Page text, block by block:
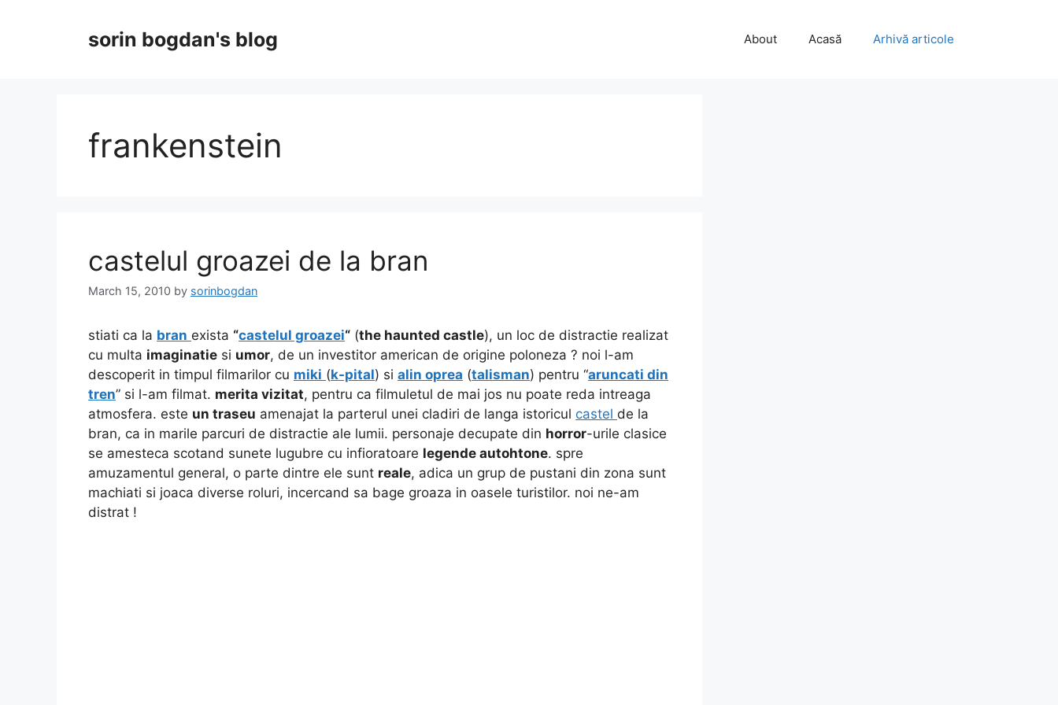
sorin bogdan's blog About Acasă Arhivă articole
frankenstein
castelul groazei de la bran
March 15, 2010 by sorinbogdan
stiati ca la bran exista “castelul groazei“ (the haunted castle), un loc de distractie realizat
cu multa imaginatie si umor, de un investitor american de origine poloneza ? noi l-am
descoperit in timpul filmarilor cu miki (k-pital) si alin oprea (talisman) pentru “aruncati din
tren” si l-am filmat. merita vizitat, pentru ca filmuletul de mai jos nu poate reda intreaga
atmosfera. este un traseu amenajat la parterul unei cladiri de langa istoricul castel de la
bran, ca in marile parcuri de distractie ale lumii. personaje decupate din horror-urile clasice
se amesteca scotand sunete lugubre cu infioratoare legende autohtone. spre
amuzamentul general, o parte dintre ele sunt reale, adica un grup de pustani din zona sunt
machiati si joaca diverse roluri, incercand sa bage groaza in oasele turistilor. noi ne-am
distrat !